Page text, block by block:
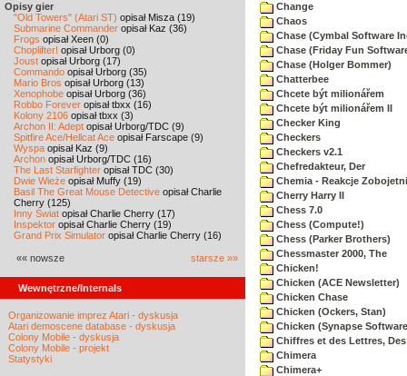
Opisy gier
"Old Towers" (Atari ST) opisał Misza (19)
Submarine Commander opisał Kaz (36)
Frogs opisał Xeen (0)
Choplifter! opisał Urborg (0)
Joust opisał Urborg (17)
Commando opisał Urborg (35)
Mario Bros opisał Urborg (13)
Xenophobe opisał Urborg (36)
Robbo Forever opisał tbxx (16)
Kolony 2106 opisał tbxx (3)
Archon II: Adept opisał Urborg/TDC (9)
Spitfire Ace/Hellcat Ace opisał Farscape (9)
Wyspa opisał Kaz (9)
Archon opisał Urborg/TDC (16)
The Last Starfighter opisał TDC (30)
Dwie Wieże opisał Muffy (19)
Basil The Great Mouse Detective opisał Charlie
Cherry (125)
Inny Świat opisał Charlie Cherry (17)
Inspektor opisał Charlie Cherry (19)
Grand Prix Simulator opisał Charlie Cherry (16)
«« nowsze starsze »»
Wewnętrzne/Internals
Organizowanie imprez Atari - dyskusja
Atari demoscene database - dyskusja
Colony Mobile - dyskusja
Colony Mobile - projekt
Statystyki
Change
Chaos
Chase (Cymbal Software
Chase (Friday Fun
Chase (Holger Bommer)
Chatterbee
Chcete být milionářem
Chcete být milionářem II
Checker King
Checkers
Checkers v2.1
Chefredakteur, Der
Chemia - Reakcje
Cherry Harry II
Chess 7.0
Chess (Compute!)
Chess (Parker Brothers)
Chessmaster 2000, The
Chicken!
Chicken (ACE Newsletter)
Chicken Chase
Chicken (Ockers, Stan)
Chicken (Synapse
Chiffres et des Lettres, Des
Chimera
Chimera+